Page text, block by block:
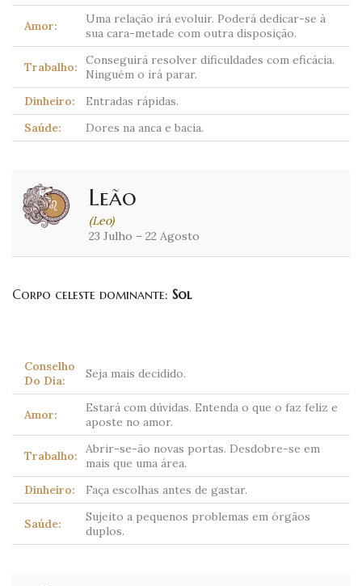
Amor:
Uma relação irá evoluir. Poderá dedicar-se à
sua cara-metade com outra disposição.
Trabalho:
Conseguirá resolver dificuldades com eficácia.
Ninguém o irá parar.
Dinheiro:
Entradas rápidas.
Saúde:
Dores na anca e bacia.
Leão
(Leo)
23 Julho – 22 Agosto
Corpo celeste dominante: Sol
Conselho
Do Dia:
Seja mais decidido.
Amor:
Estará com dúvidas. Entenda o que o faz feliz e
aposte no amor.
Trabalho:
Abrir-se-ão novas portas. Desdobre-se em
mais que uma área.
Dinheiro:
Faça escolhas antes de gastar.
Saúde:
Sujeito a pequenos problemas em órgãos
duplos.